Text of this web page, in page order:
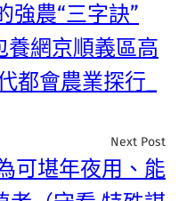
強農“三字訣”
網京順義區高
都會農業探行_
Next Post
可堪年夜用、能